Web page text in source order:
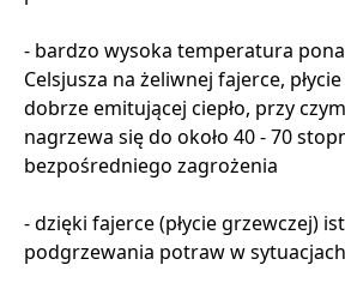
- bardzo wysoka temperatura
Celsjusza na żeliwnej fajerce,
dobrze emitującej ciepło, przy
nagrzewa się do około 40 - 70
bezpośredniego zagrożenia
- dzięki fajerce (płycie grzewczej)
podgrzewania potraw w